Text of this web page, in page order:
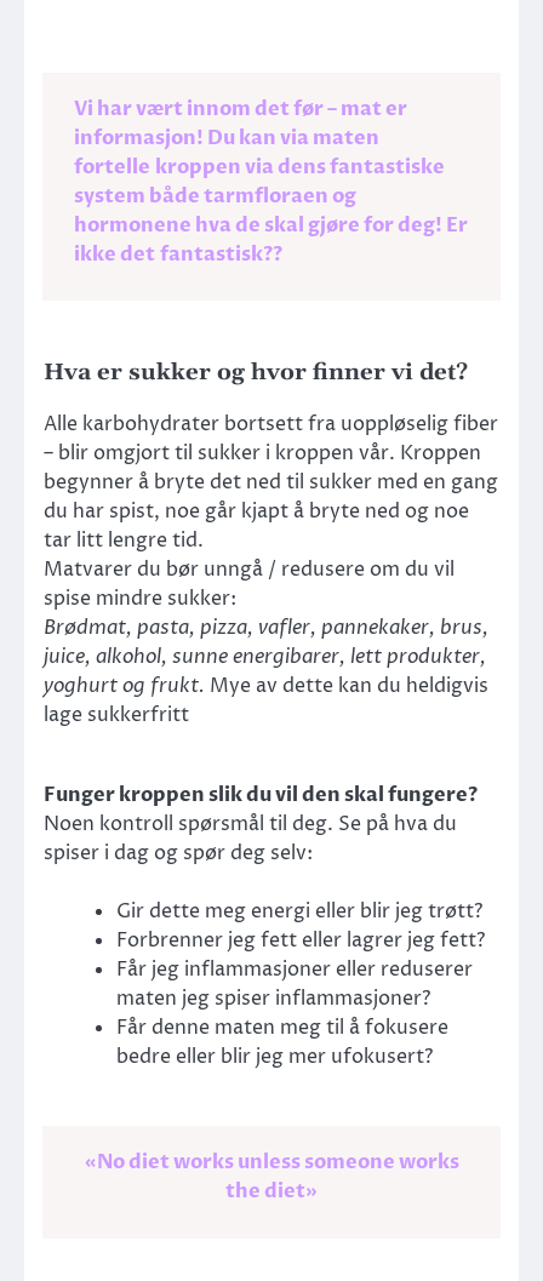
Vi har vært innom det før – mat er
informasjon! Du kan via maten
fortelle kroppen via dens fantastiske
system både tarmfloraen og
hormonene hva de skal gjøre for deg! Er
ikke det fantastisk??
Hva er sukker og hvor finner vi det?
Alle karbohydrater bortsett fra uoppløselig fiber
– blir omgjort til sukker i kroppen vår. Kroppen
begynner å bryte det ned til sukker med en gang
du har spist, noe går kjapt å bryte ned og noe
tar litt lengre tid.
Matvarer du bør unngå / redusere om du vil
spise mindre sukker:
Brødmat, pasta, pizza, vafler, pannekaker, brus,
juice, alkohol, sunne energibarer, lett produkter,
yoghurt og frukt. Mye av dette kan du heldigvis
lage sukkerfritt
Funger kroppen slik du vil den skal fungere?
Noen kontroll spørsmål til deg. Se på hva du
spiser i dag og spør deg selv:
Gir dette meg energi eller blir jeg trøtt?
Forbrenner jeg fett eller lagrer jeg fett?
Får jeg inflammasjoner eller reduserer
maten jeg spiser inflammasjoner?
Får denne maten meg til å fokusere
bedre eller blir jeg mer ufokusert?
«No diet works unless someone works
the diet»